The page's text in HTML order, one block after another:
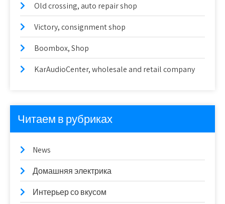
Old crossing, auto repair shop
Victory, consignment shop
Boombox, Shop
KarAudioCenter, wholesale and retail company
Читаем в рубриках
News
Домашняя электрика
Интерьер со вкусом